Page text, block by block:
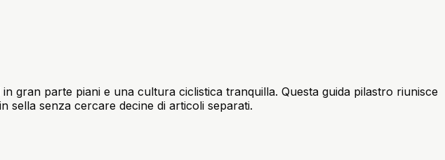
gran parte piani e una cultura ciclistica tranquilla. Questa guida pilastro riunisce
sella senza cercare decine di articoli separati.